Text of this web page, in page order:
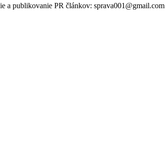
a publikovanie PR článkov: sprava001@gmail.com